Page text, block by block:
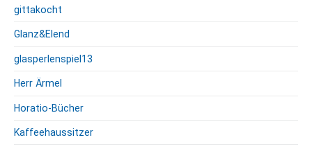
gittakocht
Glanz&Elend
glasperlenspiel13
Herr Ärmel
Horatio-Bücher
Kaffeehaussitzer